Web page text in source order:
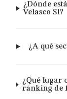
¿Dónde
Velasco Sl?
¿A qué
¿Qué lugar
ranking de